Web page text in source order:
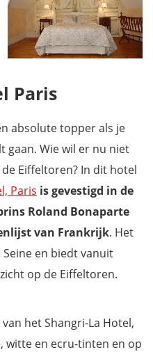
Paris
absolute topper als je
gaan. Wie wil er nu niet
Eiffeltoren? In dit hotel
Paris is gevestigd in de
Roland Bonaparte
van Frankrijk. Het
en biedt vanuit
op de Eiffeltoren.
het Shangri-La Hotel,
witte en ecru-tinten en op